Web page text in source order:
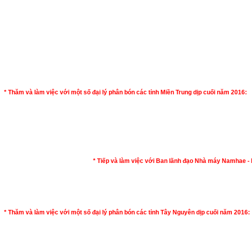
* Thăm và làm việc với một số đại lý phân bón các tỉnh Miền Trung dịp cuối năm 2016:
* Tiếp và làm việc với Ban lãnh đạo Nhà máy Namhae
* Thăm và làm việc với một số đại lý phân bón các tỉnh Tây Nguyên dịp cuối năm 2016: